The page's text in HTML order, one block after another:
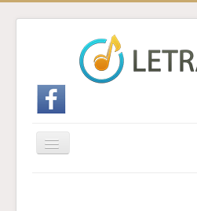
Cambiar
navegación